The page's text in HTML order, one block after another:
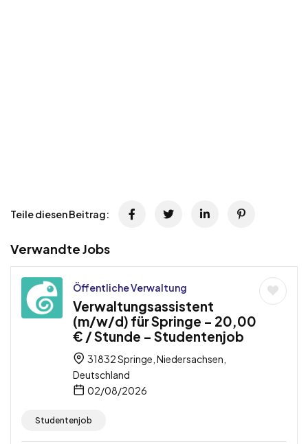
Teile diesen Beitrag:
Verwandte Jobs
Öffentliche Verwaltung
Verwaltungsassistent
(m/w/d) für Springe – 20,00
€ / Stunde – Studentenjob
31832 Springe, Niedersachsen,
Deutschland
02/08/2026
Studentenjob